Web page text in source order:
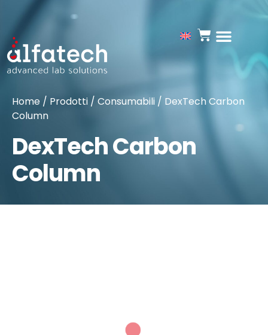
Home / Prodotti / Consumabili / DexTech Carbon
Column
DexTech Carbon
Column